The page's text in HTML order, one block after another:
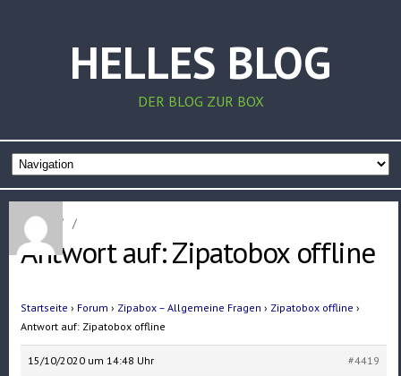
HELLES BLOG
DER BLOG ZUR BOX
Home / /
Antwort auf: Zipatobox offline
Startseite › Forum › Zipabox – Allgemeine Fragen › Zipatobox offline ›
Antwort auf: Zipatobox offline
15/10/2020 um 14:48 Uhr
#4419